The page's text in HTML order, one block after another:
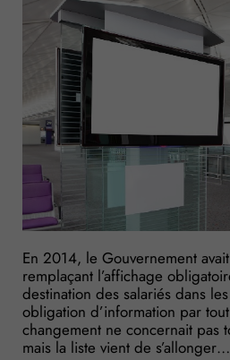
En 2014, le Gouvernement
remplaçant l’affichage
destination des salariés dans
obligation d’information par
changement ne concernait pas
mais la liste vient de s’allonger…